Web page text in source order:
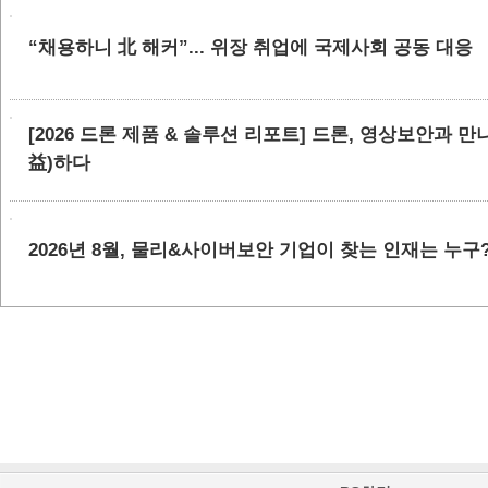
“채용하니 北 해커”... 위장 취업에 국제사회 공동 대응
[2026 드론 제품 & 솔루션 리포트] 드론, 영상보안과 만
益)하다
2026년 8월, 물리&사이버보안 기업이 찾는 인재는 누구